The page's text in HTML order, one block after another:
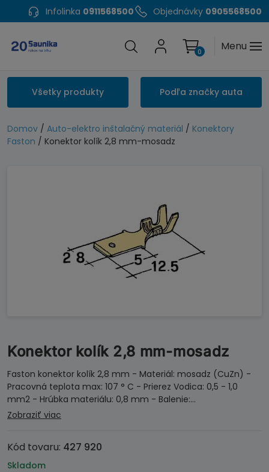
Infolinka 0911568500 Objednávky 0905568500
Menu
0
Všetky produkty Podľa značky auta
Domov / Auto-elektro inštalačný materiál / Konektory
Faston / Konektor kolík 2,8 mm-mosadz
Konektor kolík 2,8 mm-mosadz
Faston konektor kolík 2,8 mm - Materiál: mosadz (CuZn) -
Pracovná teplota max: 107 ° C - Prierez Vodica: 0,5 - 1,0
mm2 - Hrúbka materiálu: 0,8 mm - Balenie:…
Zobraziť viac
Kód tovaru: 427 920
Skladom